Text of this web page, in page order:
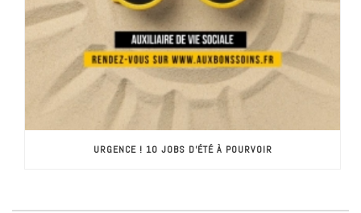
URGENCE ! 10 JOBS D’ÉTÉ À POURVOIR